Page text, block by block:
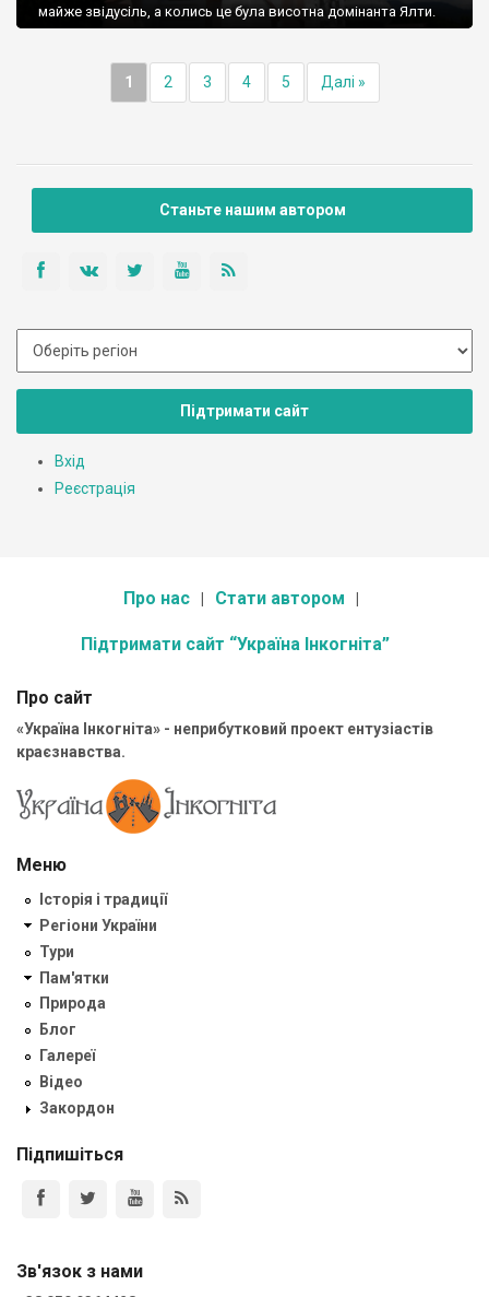
майже звідусіль, а колись це була висотна домінанта Ялти.
1 2 3 4 5 Далі »
Станьте нашим автором
Підтримати сайт
Вхід
Реєстрація
Про нас Стати автором
Підтримати сайт “Україна Інкогніта”
Про сайт
«Україна Інкогніта» - неприбутковий проект ентузіастів
краєзнавства.
Меню
Історія і традиції
Регіони України
Тури
Пам'ятки
Природа
Блог
Галереї
Відео
Закордон
Підпишіться
Зв'язок з нами